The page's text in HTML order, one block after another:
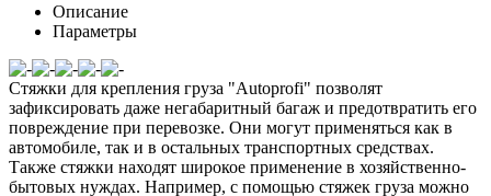
Описание
Параметры
Стяжки для крепления груза "Autoprofi" позволят
зафиксировать даже негабаритный багаж и предотвратить его
повреждение при перевозке. Они могут применяться как в
автомобиле, так и в остальных транспортных средствах.
Также стяжки находят широкое применение в хозяйственно-
бытовых нуждах. Например, с помощью стяжек груза можно